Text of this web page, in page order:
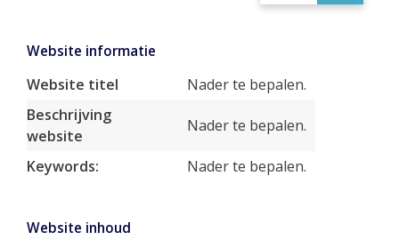
Website informatie
Website titel
Nader te bepalen.
Beschrijving
website
Nader te bepalen.
Keywords: Nader te bepalen.
Website inhoud